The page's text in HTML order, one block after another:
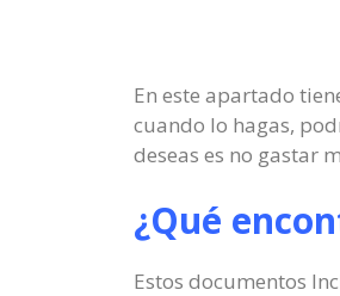
En este apartado
cuando lo hagas,
deseas es no gastar
¿Qué
Estos documentos